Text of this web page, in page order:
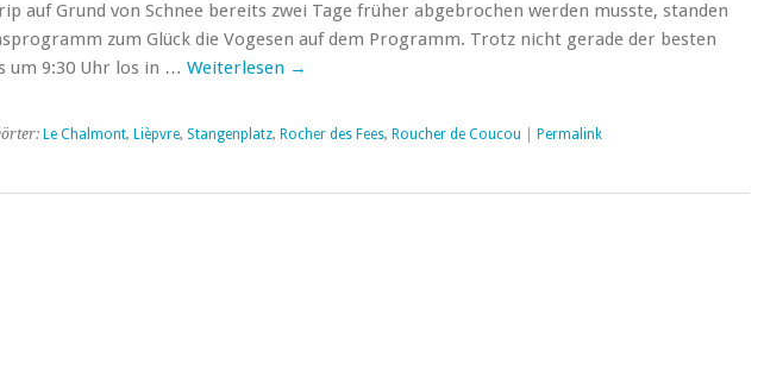
auf Grund von Schnee bereits zwei Tage früher abgebrochen werden musste, standen
zum Glück die Vogesen auf dem Programm. Trotz nicht gerade der besten
um 9:30 Uhr los in … Weiterlesen →
Le Chalmont, Lièpvre, Stangenplatz, Rocher des Fees, Roucher de Coucou Permalink